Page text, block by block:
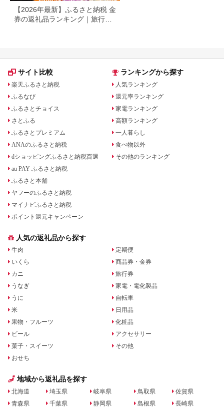
【2026年最新】ふるさと納税 金
券の返礼品ランキング｜旅行
サイト比較
楽天ふるさと納税
ふるなび
ふるさとチョイス
さとふる
ふるさとプレミアム
ANAのふるさと納税
dショッピングふるさと納税百選
au PAY ふるさと納税
ふるさと本舗
ヤフーのふるさと納税
マイナビふるさと納税
ポイント還元キャンペーン
ランキングから探す
人気ランキング
還元率ランキング
家電ランキング
高額ランキング
一人暮らし
食べ物以外
その他のランキング
人気の返礼品から探す
牛肉
いくら
カニ
うなぎ
うに
米
果物・フルーツ
ビール
菓子・スイーツ
おせち
定期便
商品券・金券
旅行券
家電・電化製品
自転車
日用品
化粧品
アクセサリー
その他
地域から返礼品を探す
北海道
青森県
埼玉県
千葉県
岐阜県
静岡県
鳥取県
島根県
佐賀県
長崎県